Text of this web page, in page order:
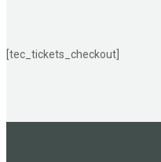
[tec_tickets_checkout]